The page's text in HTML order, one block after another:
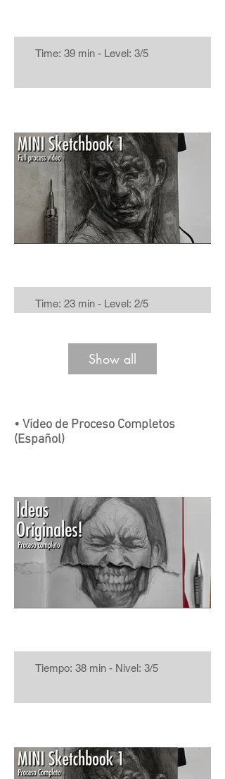
Time: 39 min - Level: 3/5
Time: 23 min - Level: 2/5
Time: 30 min - Level: 5/5
Show all
• Video de Proceso Completos
(Español)
Tiempo: 38 min - Nivel: 3/5